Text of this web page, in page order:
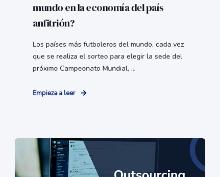
mundo en la economía del país
anfitrión?
Los países más futboleros del mundo, cada vez
que se realiza el sorteo para elegir la sede del
próximo Campeonato Mundial, ...
Empieza a leer